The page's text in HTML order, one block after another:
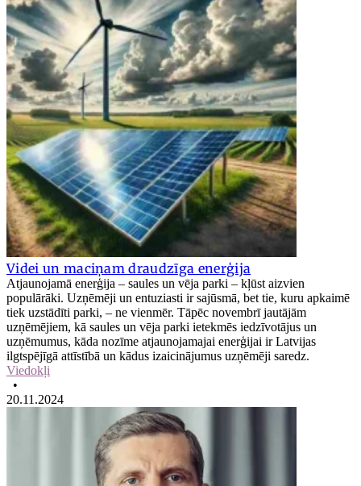
Videi un maciņam draudzīga enerģija
Atjaunojamā enerģija – saules un vēja parki – kļūst aizvien
populārāki. Uzņēmēji un entuziasti ir sajūsmā, bet tie, kuru apkaimē
tiek uzstādīti parki, – ne vienmēr. Tāpēc novembrī jautājām
uzņēmējiem, kā saules un vēja parki ietekmēs iedzīvotājus un
uzņēmumus, kāda nozīme atjaunojamajai enerģijai ir Latvijas
ilgtspējīgā attīstībā un kādus izaicinājumus uzņēmēji saredz.
Viedokļi
•
20.11.2024